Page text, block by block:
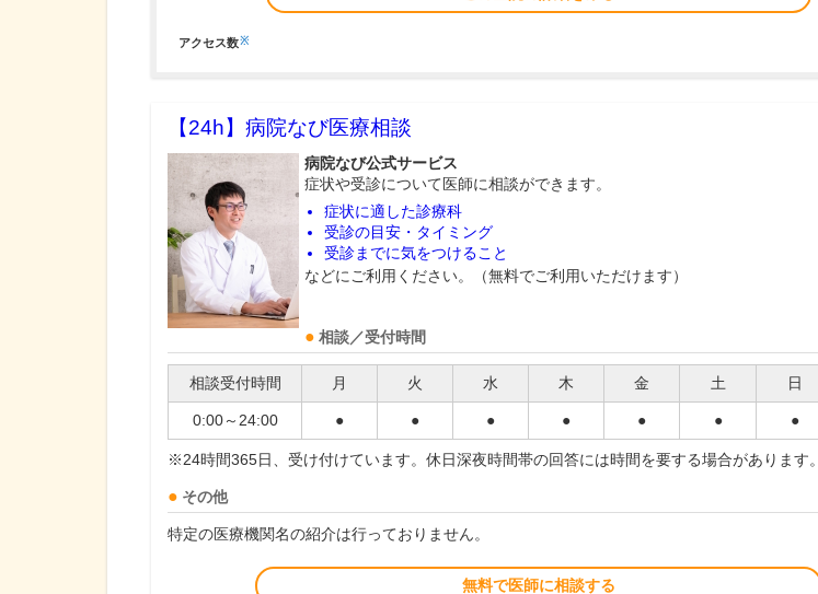
アクセス数※
【24h】 病院なび医療相談
病院なび公式サービス
症状や受診について医師に相談ができます。
症状に適した診療科
受診の目安・タイミング
受診までに気をつけること
などにご利用ください。（無料でご利用いただけます）
相談／受付時間
相談受付時間 月 火 水 木 金 土 日
0:00～24:00 ● ● ● ● ● ● ●
※24時間365日、受け付けています。休日深夜時間帯の回答には時間を要する場合があります。
その他
特定の医療機関名の紹介は行っておりません。
無料で医師に相談する